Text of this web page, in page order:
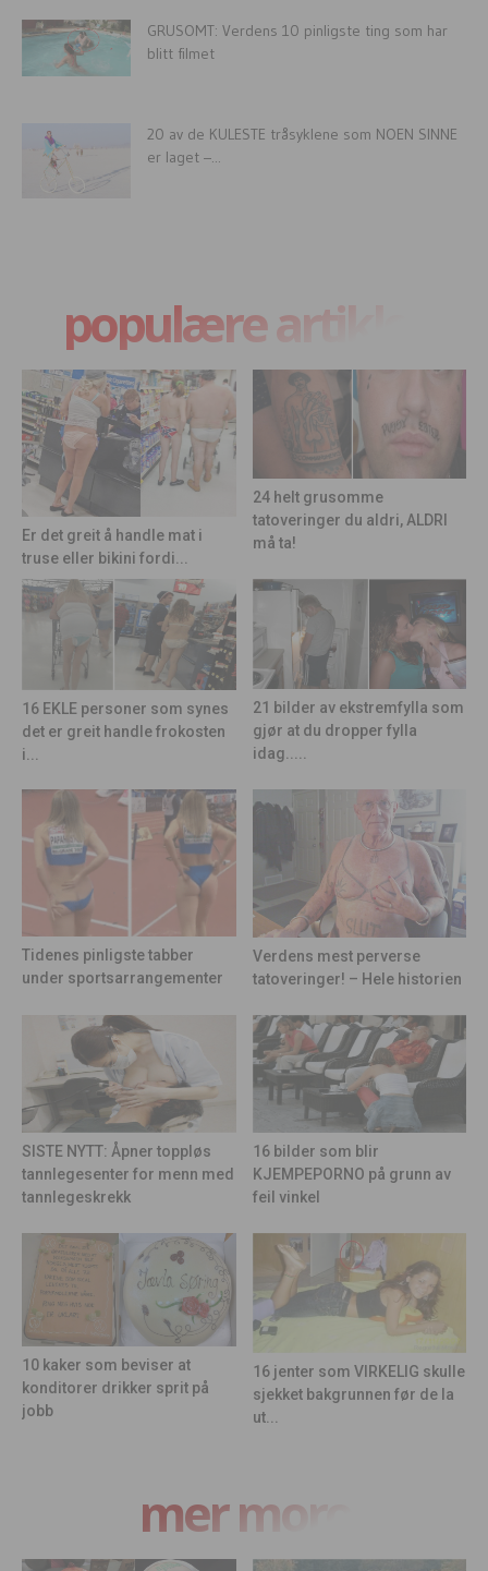
GRUSOMT: Verdens 10 pinligste ting som har
blitt filmet
20 av de KULESTE tråsyklene som NOEN SINNE
er laget –...
populære artikler
Er det greit å handle mat i
truse eller bikini fordi...
24 helt grusomme
tatoveringer du aldri, ALDRI
må ta!
16 EKLE personer som synes
det er greit handle frokosten
i...
21 bilder av ekstremfylla som
gjør at du dropper fylla
idag.....
Tidenes pinligste tabber
under sportsarrangementer
Verdens mest perverse
tatoveringer! – Hele historien
SISTE NYTT: Åpner toppløs
tannlegesenter for menn med
tannlegeskrekk
16 bilder som blir
KJEMPEPORNO på grunn av
feil vinkel
10 kaker som beviser at
konditorer drikker sprit på
jobb
16 jenter som VIRKELIG skulle
sjekket bakgrunnen før de la
ut...
mer moro